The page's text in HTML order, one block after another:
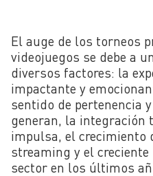
El auge de los torneos
videojuegos se debe a
diversos factores: la
impactante y
sentido de pertenencia
generan, la integración
impulsa, el crecimiento
streaming y el
sector en los últimos